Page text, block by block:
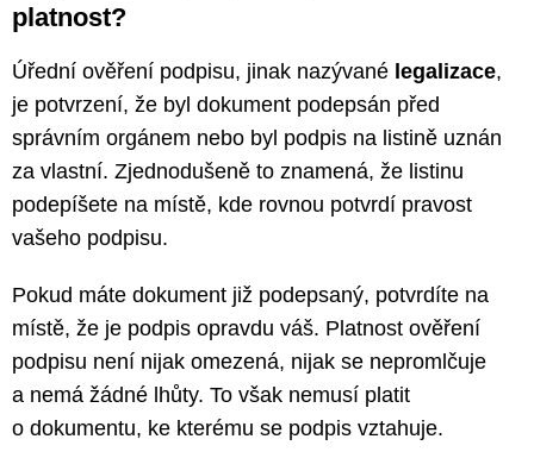
platnost?
Úřední ověření podpisu, jinak nazývané legalizace,
je potvrzení, že byl dokument podepsán před
správním orgánem nebo byl podpis na listině uznán
za vlastní. Zjednodušeně to znamená, že listinu
podepíšete na místě, kde rovnou potvrdí pravost
vašeho podpisu.
Pokud máte dokument již podepsaný, potvrdíte na
místě, že je podpis opravdu váš. Platnost ověření
podpisu není nijak omezená, nijak se nepromlčuje
a nemá žádné lhůty. To však nemusí platit
o dokumentu, ke kterému se podpis vztahuje.